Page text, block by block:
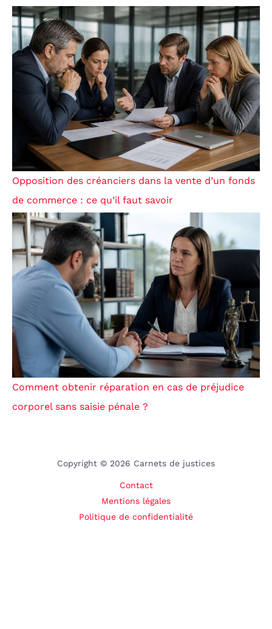
Opposition des créanciers dans la vente d’un fonds
de commerce : ce qu’il faut savoir
Comment obtenir réparation en cas de préjudice
corporel sans saisie pénale ?
Copyright © 2026 Carnets de justices
Contact
Mentions légales
Politique de confidentialité